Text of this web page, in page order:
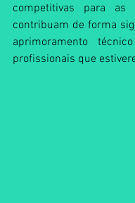
competitivas para as
contribuam de forma
aprimoramento
profissionais que